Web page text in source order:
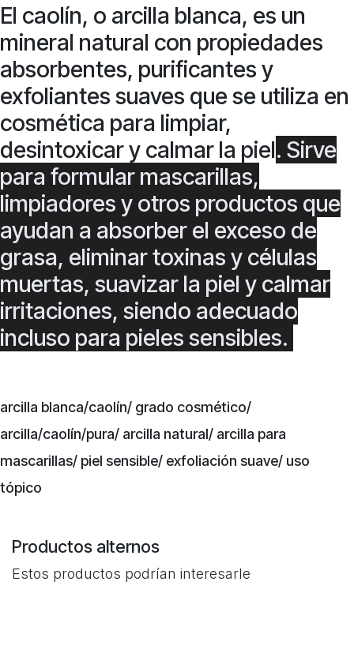
El caolín, o arcilla blanca, es un
mineral natural con propiedades
absorbentes, purificantes y
exfoliantes suaves que se utiliza en
cosmética para limpiar,
desintoxicar y calmar la piel. Sirve
para formular mascarillas,
limpiadores y otros productos que
ayudan a absorber el exceso de
grasa, eliminar toxinas y células
muertas, suavizar la piel y calmar
irritaciones, siendo adecuado
incluso para pieles sensibles.
arcilla blanca/caolín/ grado cosmético/
arcilla/caolín/pura/ arcilla natural/ arcilla para
mascarillas/ piel sensible/ exfoliación suave/ uso
tópico
Productos alternos
Estos productos podrían interesarle